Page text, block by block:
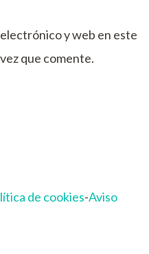
y web en este
que comente.
de cookies-Aviso